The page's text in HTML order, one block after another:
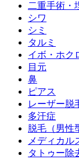
二重手術・
シワ
シミ
タルミ
イボ・ホク
目元
鼻
ピアス
レーザー脱
多汗症
脱毛（男性
メディカル
タトゥー除